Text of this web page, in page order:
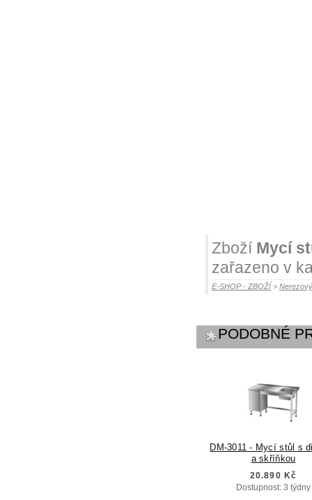
Zboží Mycí
zařazeno v
E-SHOP - ZBOŽÍ >
PODOBNÉ
DM-3011 - Mycí stůl s
a skříňkou
20.890 Kč
Dostupnost: 3 týdny